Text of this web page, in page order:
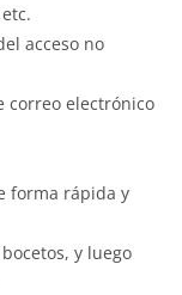
acceso no
correo electrónico
forma rápida y
y luego